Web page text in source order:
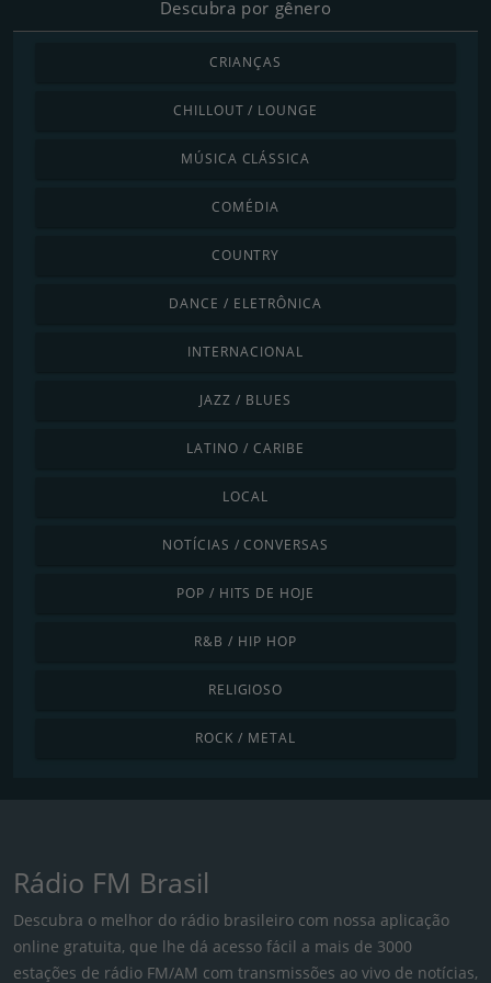
Descubra por gênero
CRIANÇAS
CHILLOUT / LOUNGE
MÚSICA CLÁSSICA
COMÉDIA
COUNTRY
DANCE / ELETRÔNICA
INTERNACIONAL
JAZZ / BLUES
LATINO / CARIBE
LOCAL
NOTÍCIAS / CONVERSAS
POP / HITS DE HOJE
R&B / HIP HOP
RELIGIOSO
ROCK / METAL
Rádio FM Brasil
Descubra o melhor do rádio brasileiro com nossa aplicação
online gratuita, que lhe dá acesso fácil a mais de 3000
estações de rádio FM/AM com transmissões ao vivo de notícias,